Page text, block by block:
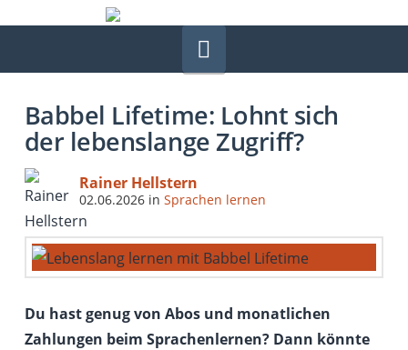
Babbel Lifetime: Lohnt sich
der lebenslange Zugriff?
Rainer Hellstern
02.06.2026in Sprachen lernen
Du hast genug von Abos und monatlichen
Zahlungen beim Sprachenlernen? Dann könnte